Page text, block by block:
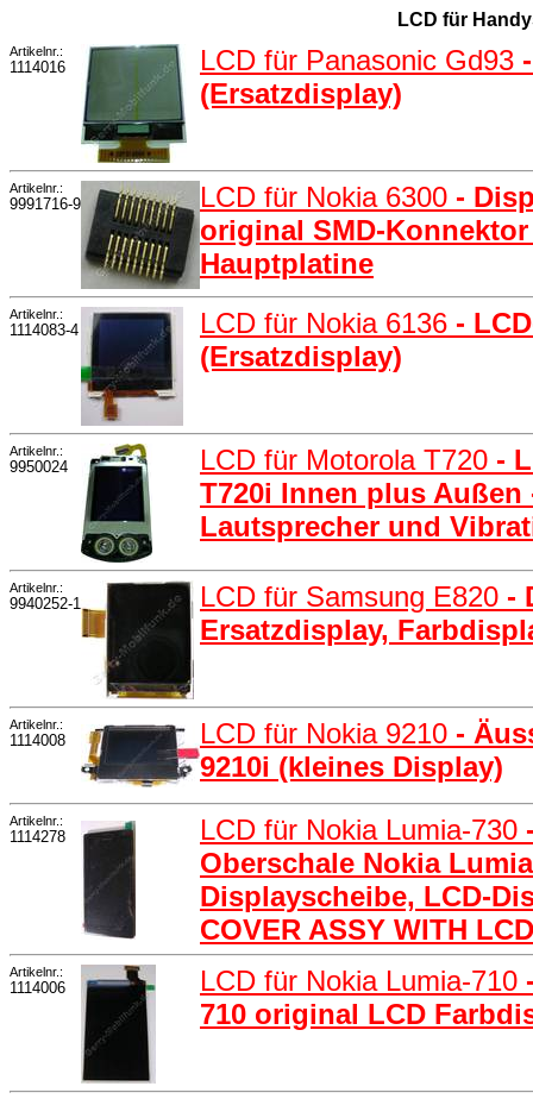
LCD für
Artikelnr.:
1114016 LCD für Panasonic Gd93
(Ersatzdisplay)
Artikelnr.:
9991716-9 LCD für Nokia 6300 -
original SMD-
Hauptplatine
Artikelnr.:
1114083-4 LCD für Nokia 6136 -
(Ersatzdisplay)
Artikelnr.:
9950024 LCD für Motorola T720 -
T720i Innen plus
Lautsprecher und
Artikelnr.:
9940252-1 LCD für Samsung E820 -
Ersatzdisplay,
Artikelnr.:
1114008 LCD für Nokia 9210 -
9210i (kleines Display)
Artikelnr.:
1114278 LCD für Nokia Lumia-730
Oberschale Nokia
Displayscheibe, LCD-
COVER ASSY WITH LCD
Artikelnr.:
1114006 LCD für Nokia Lumia-710
710 original LCD